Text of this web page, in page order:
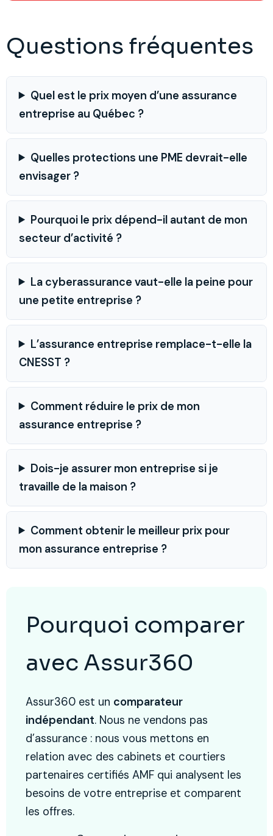
Questions fréquentes
Quel est le prix moyen d’une assurance
entreprise au Québec ?
Quelles protections une PME devrait-elle
envisager ?
Pourquoi le prix dépend-il autant de mon
secteur d’activité ?
La cyberassurance vaut-elle la peine pour
une petite entreprise ?
L’assurance entreprise remplace-t-elle la
CNESST ?
Comment réduire le prix de mon
assurance entreprise ?
Dois-je assurer mon entreprise si je
travaille de la maison ?
Comment obtenir le meilleur prix pour
mon assurance entreprise ?
Pourquoi comparer
avec Assur360
Assur360 est un comparateur
indépendant. Nous ne vendons pas
d’assurance : nous vous mettons en
relation avec des cabinets et courtiers
partenaires certifiés AMF qui analysent les
besoins de votre entreprise et comparent
les offres.